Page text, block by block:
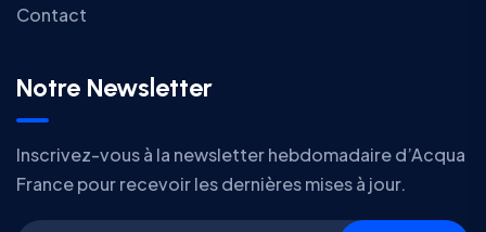
Contact
Notre Newsletter
Inscrivez-vous à la newsletter hebdomadaire d’Acqua
France pour recevoir les dernières mises à jour.